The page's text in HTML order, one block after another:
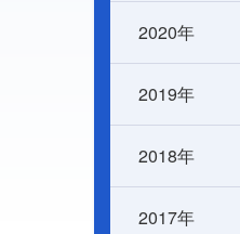
2020年
2019年
2018年
2017年